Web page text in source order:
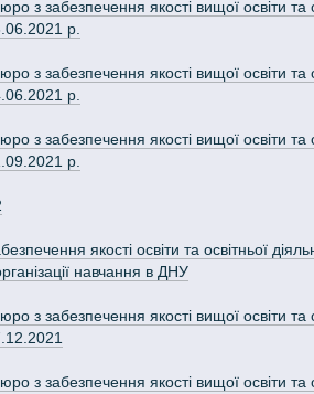
з забезпечення якості вищої освіти та
р.
з забезпечення якості вищої освіти та
р.
з забезпечення якості вищої освіти та
р.
якості освіти та освітньої
навчання в ДНУ
з забезпечення якості вищої освіти та
з забезпечення якості вищої освіти та